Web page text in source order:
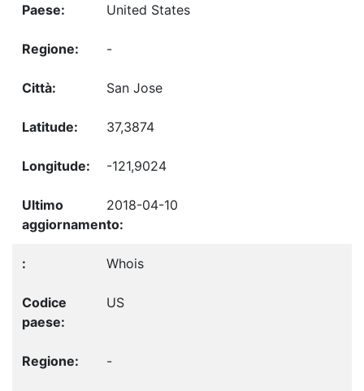
United States
-
San Jose
37,3874
-121,9024
2018-04-10
Whois
US
-